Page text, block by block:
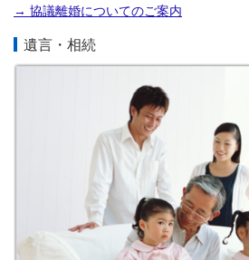
→ 協議離婚についてのご案内
遺言・相続